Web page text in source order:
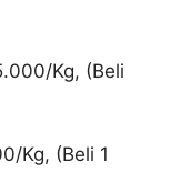
Kg, (Beli
Kg, (Beli 1